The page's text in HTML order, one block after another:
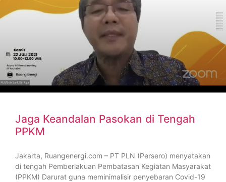
Jaga Keandalan Pasokan di Tengah
PPKM
Jakarta, Ruangenergi.com – PT PLN (Persero) menyatakan
di tengah Pemberlakuan Pembatasan Kegiatan Masyarakat
(PPKM) Darurat guna meminimalisir penyebaran Covid-19